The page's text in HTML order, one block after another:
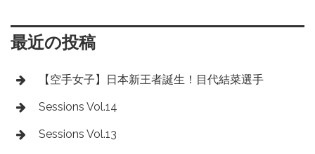
最近の投稿
【空手女子】日本新王者誕生！目代結菜選手
Sessions Vol.14
Sessions Vol.13